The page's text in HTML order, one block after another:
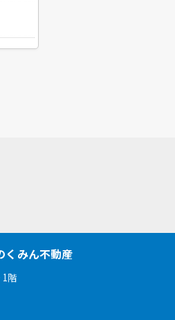
くみん不動産
1階